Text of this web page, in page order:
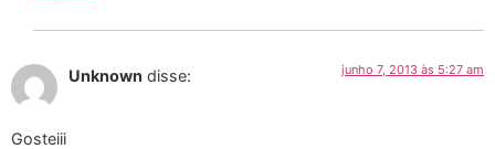
Unknown disse: junho 7, 2013 às 5:27 am
Gosteiii